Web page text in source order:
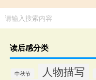
请输入搜索内容
读后感分类
中秋节 人物描写